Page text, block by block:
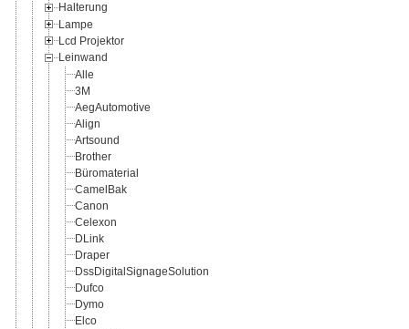
Halterung
Lampe
Lcd Projektor
Leinwand
Alle
3M
AegAutomotive
Align
Artsound
Brother
Büromaterial
CamelBak
Canon
Celexon
DLink
Draper
DssDigitalSignageSolution
Dufco
Dymo
Elco